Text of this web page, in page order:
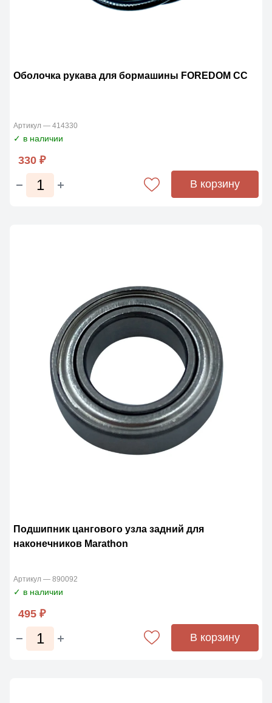
Оболочка рукава для бормашины FOREDOM СС
Артикул — 414330
✓ в наличии
330 ₽
В корзину
Подшипник цангового узла задний для
наконечников Marathon
Артикул — 890092
✓ в наличии
495 ₽
В корзину